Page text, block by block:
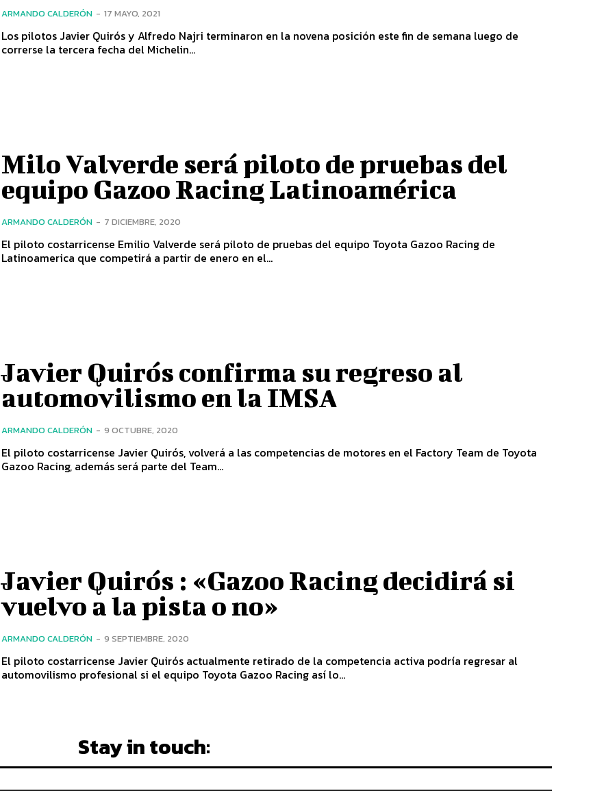
ARMANDO CALDERÓN - 17 MAYO, 2021
Los pilotos Javier Quirós y Alfredo Najri terminaron en la novena posición este fin de semana luego de
correrse la tercera fecha del Michelin...
Milo Valverde será piloto de pruebas del
equipo Gazoo Racing Latinoamérica
ARMANDO CALDERÓN - 7 DICIEMBRE, 2020
El piloto costarricense Emilio Valverde será piloto de pruebas del equipo Toyota Gazoo Racing de
Latinoamerica que competirá a partir de enero en el...
Javier Quirós confirma su regreso al
automovilismo en la IMSA
ARMANDO CALDERÓN - 9 OCTUBRE, 2020
El piloto costarricense Javier Quirós, volverá a las competencias de motores en el Factory Team de Toyota
Gazoo Racing, además será parte del Team...
Javier Quirós : «Gazoo Racing decidirá si
vuelvo a la pista o no»
ARMANDO CALDERÓN - 9 SEPTIEMBRE, 2020
El piloto costarricense Javier Quirós actualmente retirado de la competencia activa podría regresar al
automovilismo profesional si el equipo Toyota Gazoo Racing así lo...
Stay in touch: